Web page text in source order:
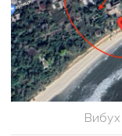
Вибух